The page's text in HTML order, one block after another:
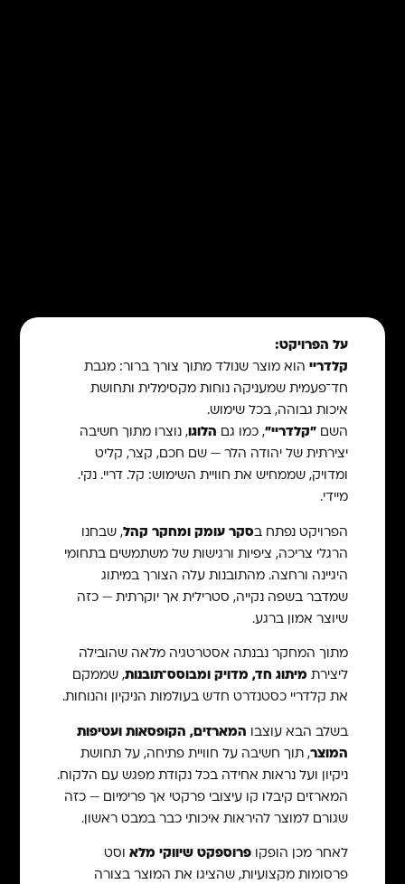
על הפרויקט:
קלדרייהוא מוצר שנולד מתוך צורך ברור: מגבת
חד־פעמית שמעניקה נוחות מקסימלית ותחושת
איכות גבוהה, בכל שימוש.
השם "קלדריי", כמו גם הלוגו , נוצרו מתוך חשיבה
יצירתית של יהודה הלר — שם חכם, קצר, קליט
ומדויק, שממחיש את חוויית השימוש: קל. דריי. נקי.
מיידי.
הפרויקט נפתח בסקר עומק ומחקר קהל, שבחנו
הרגלי צריכה, ציפיות ורגישות של משתמשים בתחומי
היגיינה ורחצה. מהתובנות עלה הצורך במיתוג
שמדבר בשפה נקייה, סטרילית אך יוקרתית — כזה
שיוצר אמון ברגע.
מתוך המחקר נבנתה אסטרטגיה מלאה שהובילה
ליצירת מיתוג חד, מדויק ומבוסס־תובנות, שממקם
את קלדריי כסטנדרט חדש בעולמות הניקיון והנוחות.
בשלב הבא עוצבו המארזים, הקופסאות ועטיפות
המוצר, תוך חשיבה על חוויית פתיחה, על תחושת
ניקיון ועל נראות אחידה בכל נקודת מפגש עם הלקוח.
המארזים קיבלו קו עיצובי פרקטי אך פרימיום — כזה
שגורם למוצר להיראות איכותי כבר במבט ראשון.
לאחר מכן הופקו פרוספקט שיווקי מלאוסט
פרסומות מקצועיות, שהציגו את המוצר בצורה